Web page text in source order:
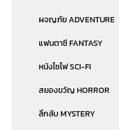
ผจญภัย ADVENTURE
แฟนตาซี FANTASY
หนังไซไฟ SCI-FI
สยองขวัญ HORROR
ลึกลับ MYSTERY